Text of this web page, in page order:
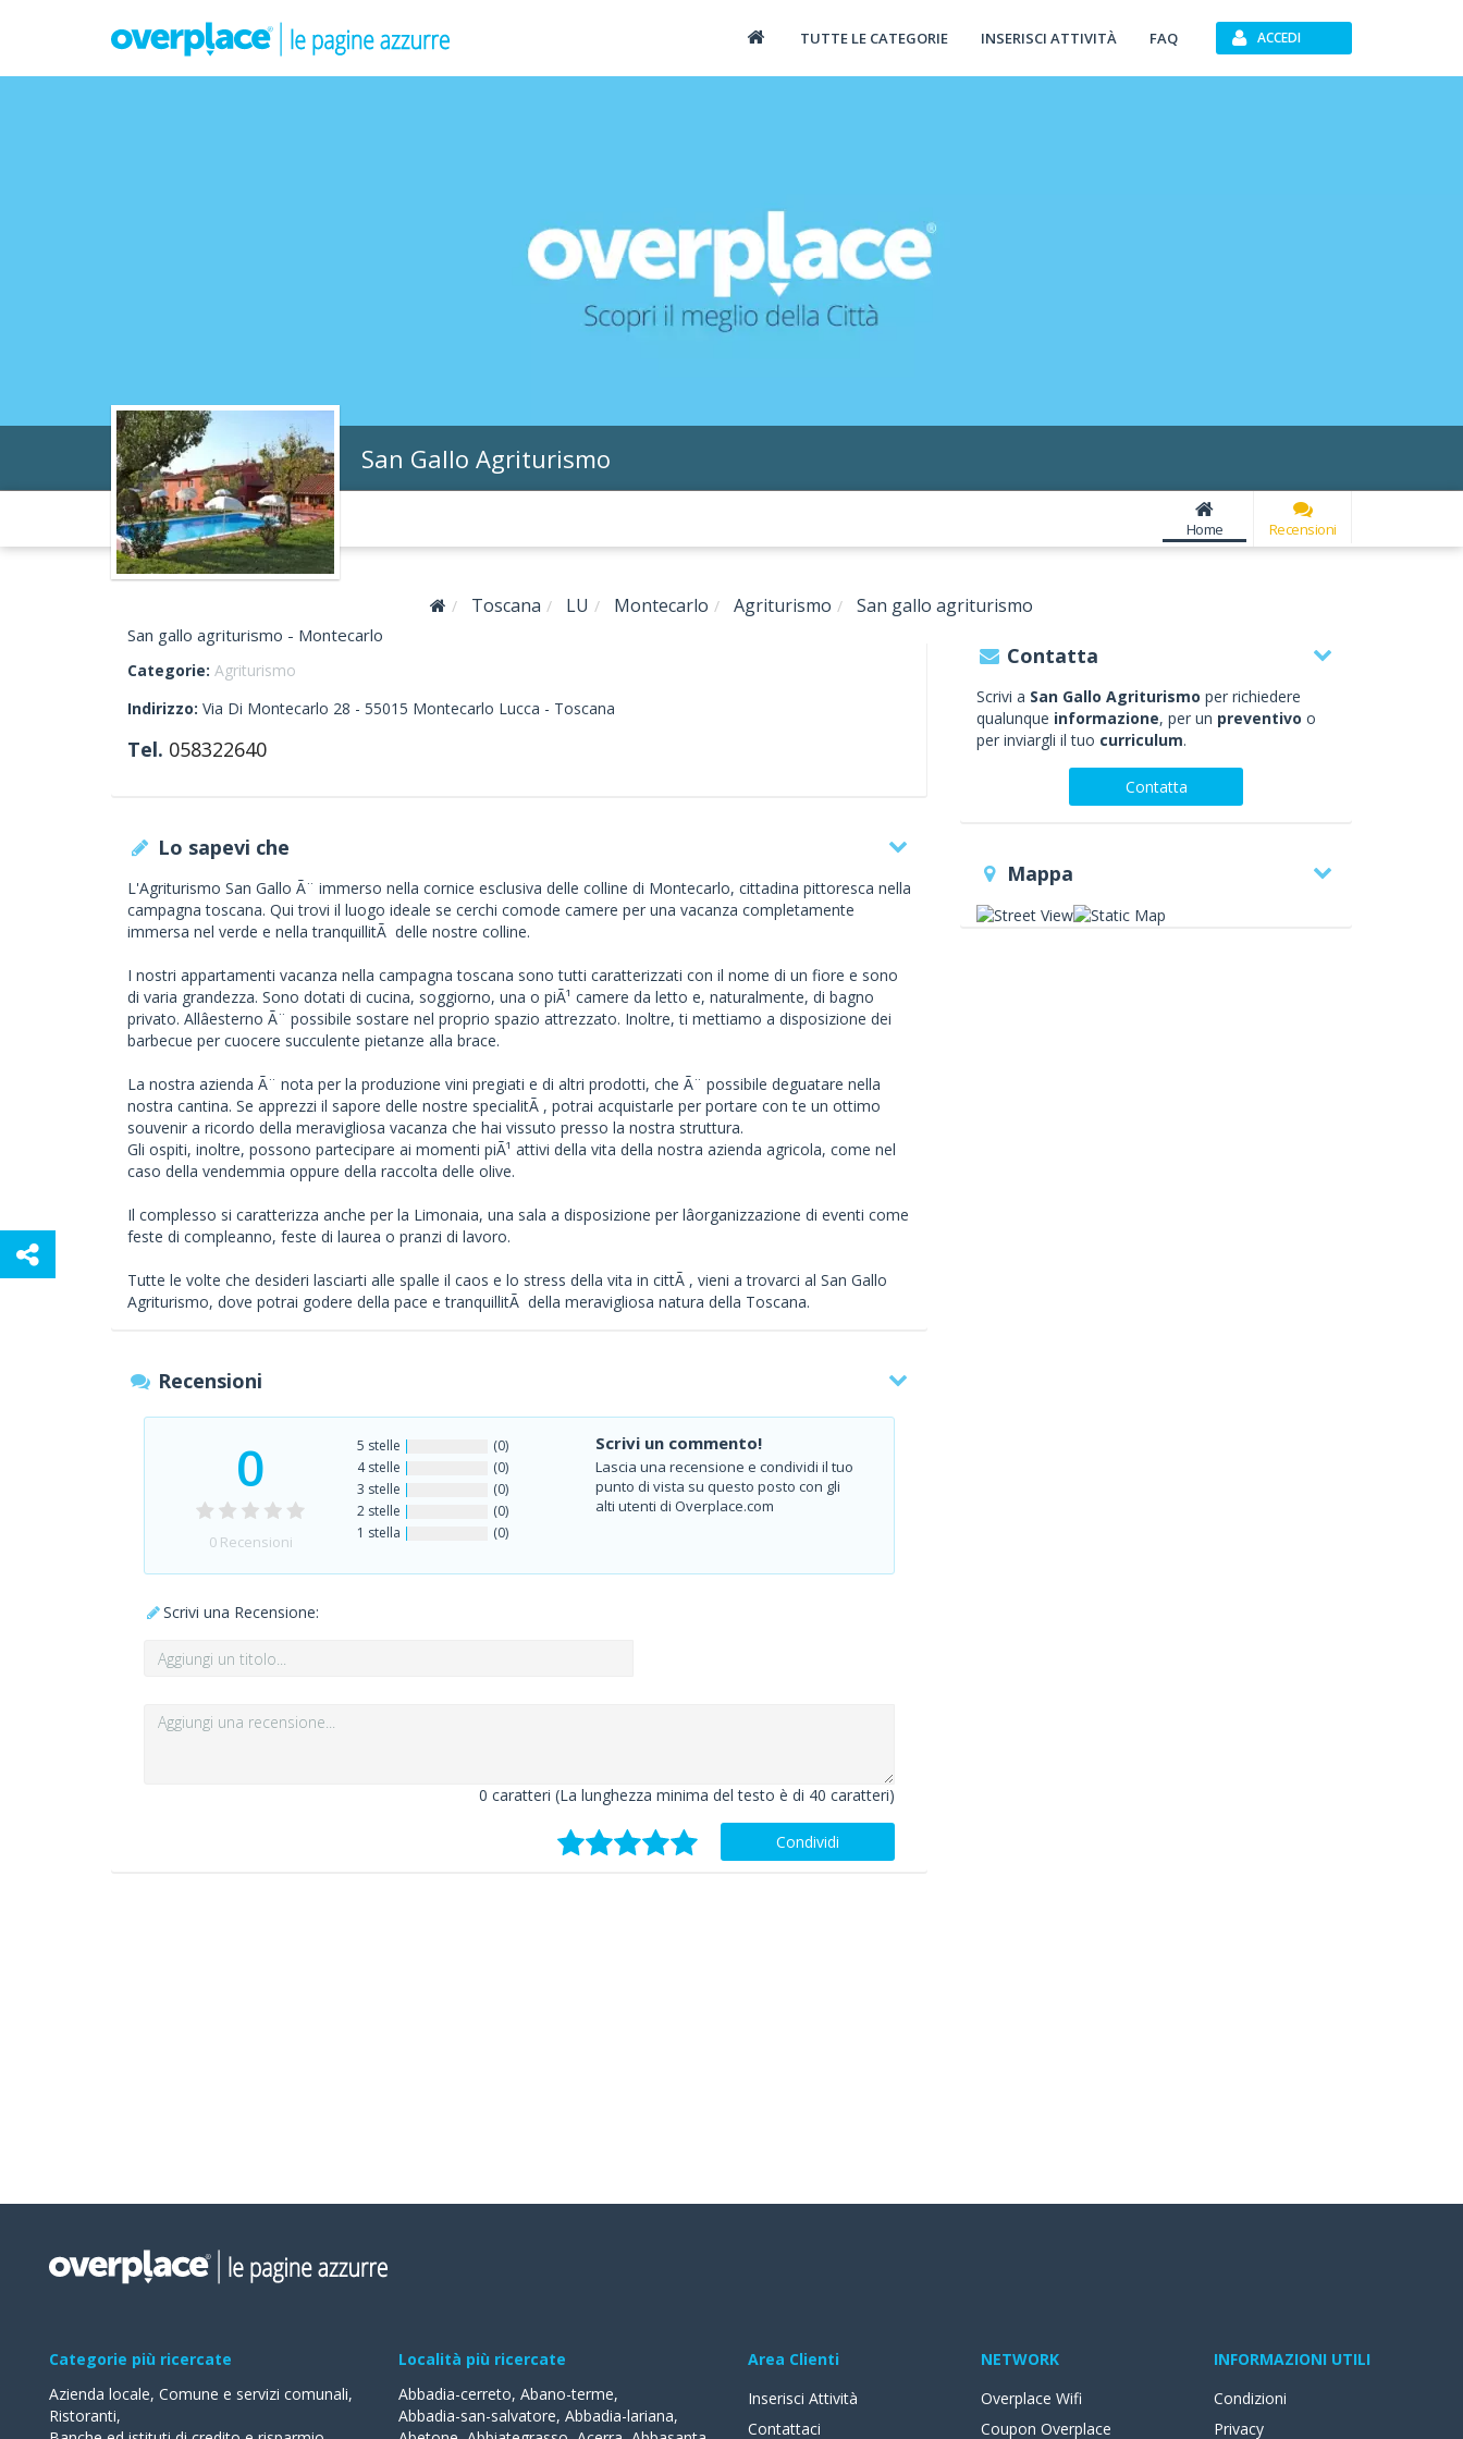
TUTTE LE CATEGORIE INSERISCI ATTIVITÀ FAQ ACCEDI
San Gallo Agriturismo
Home Recensioni
Toscana LU Montecarlo Agriturismo San gallo agriturismo
San gallo agriturismo - Montecarlo
Categorie: Agriturismo
Indirizzo: Via Di Montecarlo 28 - 55015 Montecarlo Lucca - Toscana
Tel. 058322640
Lo sapevi che
L'Agriturismo San Gallo Ã¨ immerso nella cornice esclusiva delle colline di Montecarlo, cittadina pittoresca nella
campagna toscana. Qui trovi il luogo ideale se cerchi comode camere per una vacanza completamente
immersa nel verde e nella tranquillitÃ delle nostre colline.
I nostri appartamenti vacanza nella campagna toscana sono tutti caratterizzati con il nome di un fiore e sono
di varia grandezza. Sono dotati di cucina, soggiorno, una o piÃ¹ camere da letto e, naturalmente, di bagno
privato. Allâesterno Ã¨ possibile sostare nel proprio spazio attrezzato. Inoltre, ti mettiamo a disposizione dei
barbecue per cuocere succulente pietanze alla brace.
La nostra azienda Ã¨ nota per la produzione vini pregiati e di altri prodotti, che Ã¨ possibile deguatare nella
nostra cantina. Se apprezzi il sapore delle nostre specialitÃ , potrai acquistarle per portare con te un ottimo
souvenir a ricordo della meravigliosa vacanza che hai vissuto presso la nostra struttura.
Gli ospiti, inoltre, possono partecipare ai momenti piÃ¹ attivi della vita della nostra azienda agricola, come nel
caso della vendemmia oppure della raccolta delle olive.
Il complesso si caratterizza anche per la Limonaia, una sala a disposizione per lâorganizzazione di eventi come
feste di compleanno, feste di laurea o pranzi di lavoro.
Tutte le volte che desideri lasciarti alle spalle il caos e lo stress della vita in cittÃ , vieni a trovarci al San Gallo
Agriturismo, dove potrai godere della pace e tranquillitÃ della meravigliosa natura della Toscana.
Recensioni
0
0Recensioni
5 stelle
(0)
4 stelle
(0)
3 stelle
(0)
2 stelle
(0)
1 stella
(0)
Scrivi un commento!
Lascia una recensione e condividi il tuo
punto di vista su questo posto con gli
alti utenti di Overplace.com
Scrivi una Recensione:
0 caratteri (La lunghezza minima del testo è di 40 caratteri)
Condividi
Contatta
Scrivi a San Gallo Agriturismo per richiedere
qualunque informazione, per un preventivo o
per inviargli il tuo curriculum.
Contatta
Mappa
Categorie più ricercate
Azienda locale, Comune e servizi comunali,
Ristoranti,
Località più ricercate
Abbadia-cerreto, Abano-terme,
Abbadia-san-salvatore, Abbadia-lariana,
Area Clienti
Inserisci Attività
Contattaci
NETWORK
Overplace Wifi
Coupon Overplace
INFORMAZIONI UTILI
Condizioni
Privacy